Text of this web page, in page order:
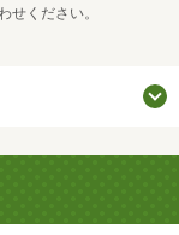
せください。